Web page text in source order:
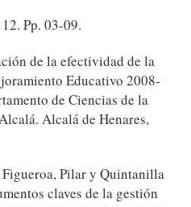
Pp. 03-09.
de la efectividad de la
Educativo 2008-
de Ciencias de la
Alcalá de Henares,
Pilar y Quintanilla
claves de la gestión